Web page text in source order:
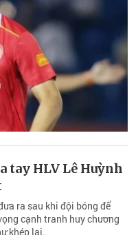
tay HLV Lê Huỳnh
ra sau khi đội bóng để
cạnh tranh huy chương
khép lại.